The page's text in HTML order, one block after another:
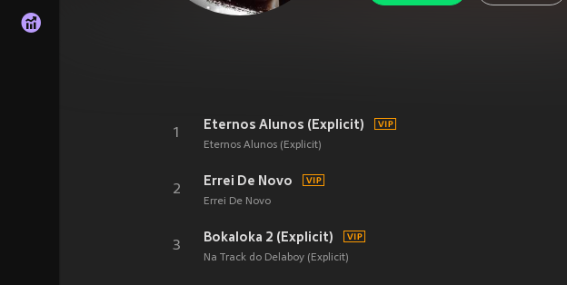
1
Eternos Alunos (Explicit)
Eternos Alunos (Explicit)
2
Errei De Novo
Errei De Novo
3
Bokaloka 2 (Explicit)
Na Track do Delaboy (Explicit)